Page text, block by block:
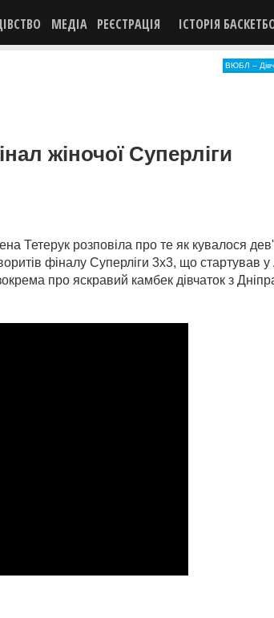
МЕДІА РЕЄСТРАЦІЯ ІСТОРІЯ
ВЮБЛ –
жіночої Суперліги
Тетерук розповіла про те як кувалося
фіналу Суперліги 3х3, що стартував у
про яскравий камбек дівчаток з